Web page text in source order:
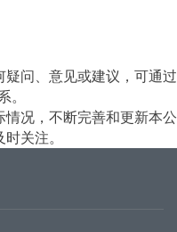
问、意见或建议，可通过
况，不断完善和更新本公
关注。